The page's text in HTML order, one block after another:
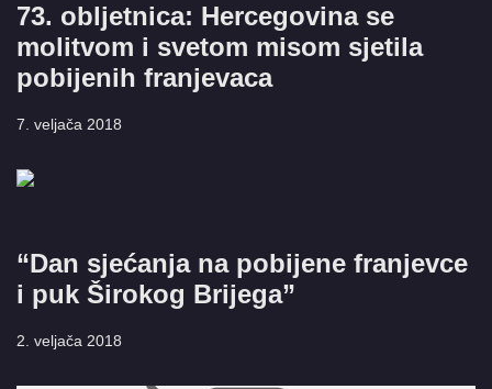
73. obljetnica: Hercegovina se
molitvom i svetom misom sjetila
pobijenih franjevaca
7. veljača 2018
“Dan sjećanja na pobijene franjevce
i puk Širokog Brijega”
2. veljača 2018